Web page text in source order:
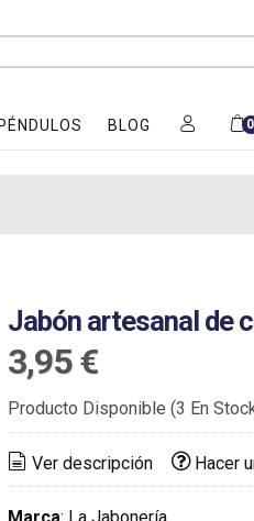
PÉNDULOS BLOG 0
Jabón artesanal de
3,95 €
Producto Disponible (3 En
Ver descripción Hacer